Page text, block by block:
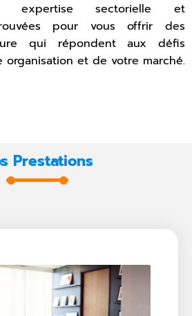
expertise sectorielle et
pour vous offrir des
qui répondent aux défis
et de votre marché.
Prestations